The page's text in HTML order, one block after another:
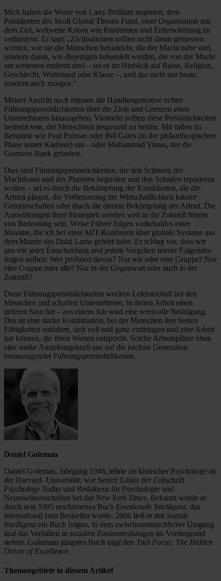
Mich haben die Worte von Larry Brilliant inspiriert, dem
Präsidenten des Skoll Global Threats Fund, einer Organisation mit
dem Ziel, weltweite Krisen wie Pandemien und Erderwärmung zu
verhindern. Er sagt: „Zivilisationen sollten nicht daran gemessen
werden, wie sie die Menschen behandeln, die der Macht nahe sind,
sondern daran, wie diejenigen behandelt werden, die von der Macht
am weitesten entfernt sind – sei es im Hinblick auf Rasse, Religion,
Geschlecht, Wohlstand oder Klasse –, und das nicht nur heute,
sondern auch morgen.“
Meiner Ansicht nach müssen die Handlungsmotive echter
Führungspersönlichkeiten über die Ziele und Grenzen eines
Unternehmens hinausgehen. Vielmehr sollten diese Persönlichkeiten
bestrebt sein, der Menschheit insgesamt zu helfen. Mir fallen da
Beispiele wie Paul Polman oder Bill Gates (in der philanthropischen
Phase seiner Karriere) ein – oder Muhammad Yunus, der die
Grameen Bank gründete.
Dies sind Führungspersönlichkeiten, die den Schmerz der
Machtlosen und des Planeten begreifen und den Schaden reparieren
wollen – sei es durch die Bekämpfung der Krankheiten, die die
Armen plagen, die Verbesserung der Wirtschaftlichkeit lokaler
Gemeinschaften oder durch die direkte Bekämpfung der Armut. Die
Auswirkungen ihrer Strategien werden weit in die Zukunft hinein
von Bedeutung sein. Weise Führer folgen vorbehaltlos einer
Maxime, die ich bei einer MIT-Konferenz über globale Systeme aus
dem Munde des Dalai Lama gehört habe. Er schlug vor, dass wir
uns vor jeder Entscheidung und jedem Vorgehen immer Folgendes
fragen sollten: Wer profitiert davon? Nur wir oder eine Gruppe? Nur
eine Gruppe oder alle? Nur in der Gegenwart oder auch in der
Zukunft?
Diese Führungspersönlichkeiten wecken Leidenschaft bei den
Menschen und schaffen Unternehmen, in denen Arbeit einen
tieferen Sinn hat – aus einem Job wird eine wertvolle Betätigung.
Das ist eine starke Kombination, bei der Menschen ihre besten
Fähigkeiten entfalten, sich voll und ganz einbringen und eine Arbeit
tun können, die ihren Werten entspricht. Solche Arbeitsplätze üben
eine starke Anziehungskraft aus auf die nächste Generation
herausragender Führungspersönlichkeiten.
Daniel Goleman
Daniel Goleman, Jahrgang 1946, lehrte als klinischer Psychologe an
der Harvard- Universität, war Senior Editor der Zeitschrift
Psychology Today und Redakteur für Psychologie und
Neurowissenschaften bei der New York Times. Bekannt wurde er
durch sein 1995 erschienenes Buch Emotionale Intelligenz, das
international zum Bestseller wurde. 2006 ließ er mit Soziale
Intelligenz ein Buch folgen, in dem zwischenmenschlicher Umgang
und das Verhalten in sozialen Zusammenhängen im Vordergrund
stehen. Golemans jüngstes Buch trägt den Titel Focus: The Hidden
Driver of Excellence.
Themengebiete in diesem Artikel